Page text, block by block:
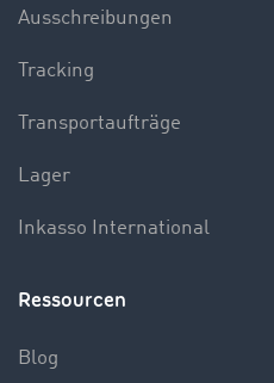
Ausschreibungen
Tracking
Transportaufträge
Lager
Inkasso International
Ressourcen
Blog